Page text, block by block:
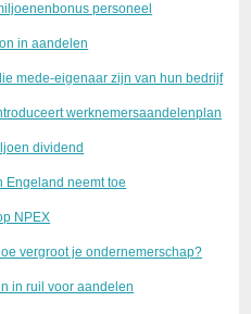
personeel
in aandelen
mede-eigenaar zijn van hun bedrijf
werknemersaandelenplan
dividend
Engeland neemt toe
NPEX
vergroot je ondernemerschap?
in ruil voor aandelen